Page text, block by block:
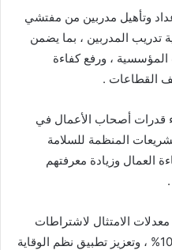
وتأهيل مدربين من مفتشي
تدريب المدربين ، بما يضمن
المؤسسية ، ورفع كفاءة
القطاعات .
قدرات أصحاب الأعمال في
المنظمة للسلامة
العمال وزيادة معرفتهم
الامتثال لاشتراطات
السلامة والصحة المهنية لا يقل عن 10% ، وتعزيز تطبيق نظم الوقاية